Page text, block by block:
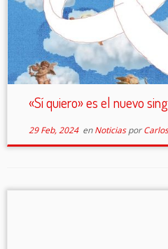
«Sí quiero» es el nuevo
29 Feb, 2024enNoticiaspor